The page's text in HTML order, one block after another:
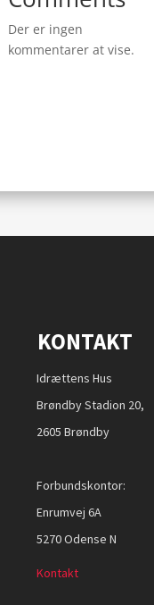
Der er ingen
kommentarer at vise.
KONTAKT
Idrættens Hus
Brøndby Stadion 20,
2605 Brøndby
Forbundskontor:
Enrumvej 6A
5270 Odense N
Kontakt